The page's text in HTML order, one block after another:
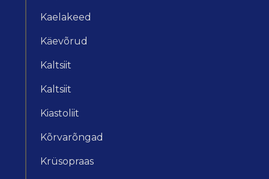
Kaelakeed
Käevõrud
Kaltsiit
Kaltsiit
Kiastoliit
Kõrvarõngad
Krüsopraas